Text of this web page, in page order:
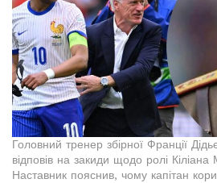
Головний тренер збірної Франції
відповів на закиди щодо ролі
Наставник пояснив, чому капітан